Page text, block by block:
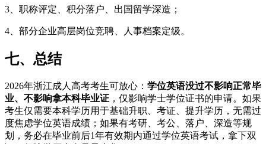
3、职称评定、积分落户、出国留学深造；
4、部分企业高层岗位竞聘、人事档案定级。
七、总结
2026年浙江成人高考考生可放心： 学位英语没过不影响正常毕
业、不影响拿本科毕业证 ，仅影响学士学位证书的申请。如果
考生仅需要本科学历用于基础升职、考证、提升学历，无需过
度焦虑学位英语成绩；如果有考研、考公、落户、深造等规
划，务必在毕业前后1年有效期内通过学位英语考试，拿下双